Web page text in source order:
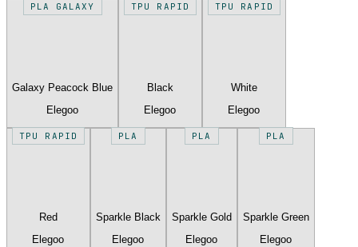
PLA GALAXY
Galaxy Peacock Blue
Elegoo
TPU RAPID
Black
Elegoo
TPU RAPID
White
Elegoo
TPU RAPID
Red
Elegoo
PLA
Sparkle Black
Elegoo
PLA
Sparkle Gold
Elegoo
PLA
Sparkle Green
Elegoo